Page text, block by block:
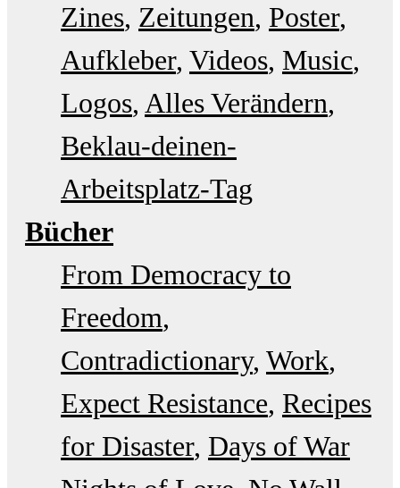
Zines Zeitungen Poster
Aufkleber Videos Music
Logos Alles Verändern
Beklau-deinen-
Arbeitsplatz-Tag
Bücher
From Democracy to
Freedom
Contradictionary Work
Expect Resistance Recipes
for Disaster Days of War